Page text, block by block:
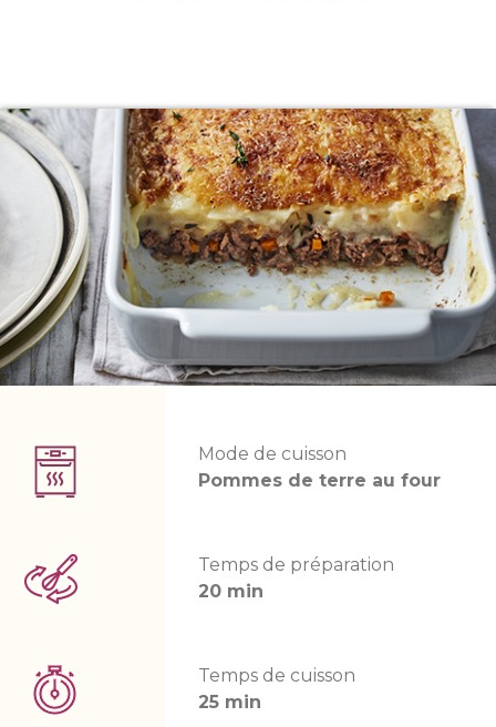
Mode de cuisson
Pommes de terre au four
Temps de préparation
20 min
Temps de cuisson
25 min